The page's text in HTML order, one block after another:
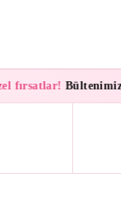
Bültenimize